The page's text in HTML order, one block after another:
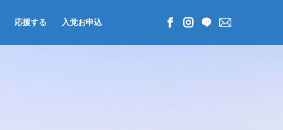
応援する 入党お申込